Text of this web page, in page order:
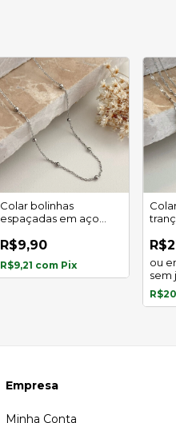
Colar bolinhas
espaçadas em aço
R$9,90
R$9,21 com Pix
sem
Empresa
Minha Conta